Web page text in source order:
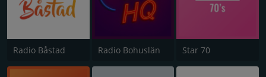
Radio Båstad Radio Bohuslän Star 70